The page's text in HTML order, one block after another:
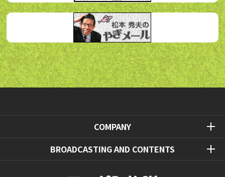
COMPANY
BROADCASTING AND CONTENTS